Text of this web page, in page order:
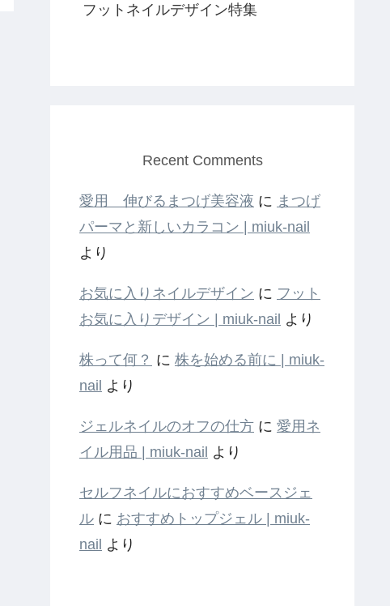
フットネイルデザイン特集
Recent Comments
愛用 伸びるまつげ美容液 に まつげ
パーマと新しいカラコン | miuk-nail
より
お気に入りネイルデザイン に フット
お気に入りデザイン | miuk-nail より
株って何？ に 株を始める前に | miuk-
nail より
ジェルネイルのオフの仕方 に 愛用ネ
イル用品 | miuk-nail より
セルフネイルにおすすめベースジェ
ル に おすすめトップジェル | miuk-
nail より